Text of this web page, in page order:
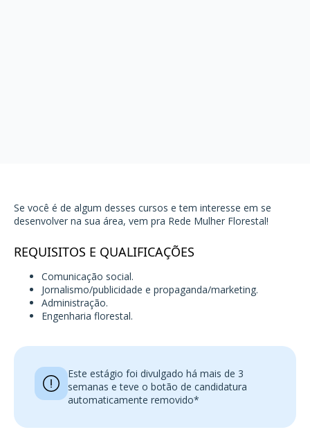
Se você é de algum desses cursos e tem interesse em se
desenvolver na sua área, vem pra Rede Mulher Florestal!
REQUISITOS E QUALIFICAÇÕES
Comunicação social.
Jornalismo/publicidade e propaganda/marketing.
Administração.
Engenharia florestal.
Este estágio foi divulgado há mais de 3
semanas e teve o botão de candidatura
automaticamente removido*